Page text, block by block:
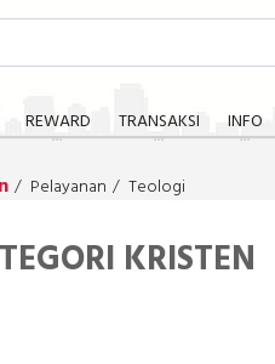
REWARD TRANSAKSI INFO
Pelayanan Teologi
KRISTEN